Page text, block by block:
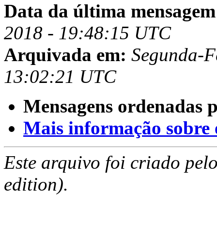
Data da última
2018 - 19:48:15 UTC
Arquivada em: Segunda-
13:02:21 UTC
Mensagens ordenadas
Mais informação sobre
Este arquivo foi criado
edition).